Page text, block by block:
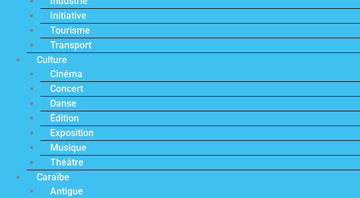
Initiative
Tourisme
Transport
Culture
Cinéma
Concert
Danse
Édition
Exposition
Musique
Théâtre
Caraïbe
Antigue